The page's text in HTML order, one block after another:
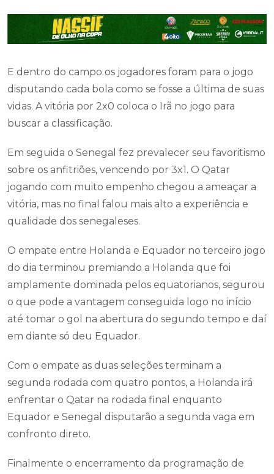
E dentro do campo os jogadores foram para o jogo
disputando cada bola como se fosse a última de suas
vidas. A vitória por 2x0 coloca o Irã no jogo para
buscar a classificação.
Em seguida o Senegal fez prevalecer seu favoritismo
sobre os anfitriões, vencendo por 3x1. O Qatar
jogando com muito empenho chegou a ameaçar a
vitória, mas no final falou mais alto a experiência e
qualidade dos senegaleses.
O empate entre Holanda e Equador no terceiro jogo
do dia terminou premiando a Holanda que foi
amplamente dominada pelos equatorianos, segurou
o que pode a vantagem conseguida logo no início
até tomar o gol na abertura do segundo tempo e daí
em diante só deu Equador.
Com o empate as duas seleções terminam a
segunda rodada com quatro pontos, a Holanda irá
enfrentar o Qatar na rodada final enquanto
Equador e Senegal disputarão a segunda vaga em
confronto direto.
Finalmente o encerramento da programação de